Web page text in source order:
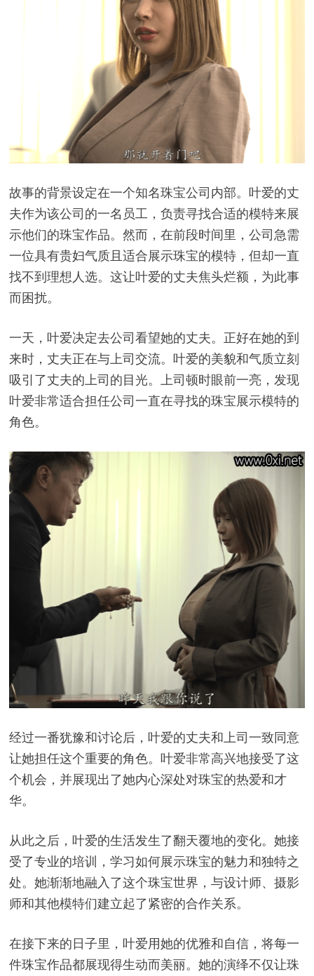
故事的背景设定在一个知名珠宝公司内部。叶爱的丈
夫作为该公司的一名员工，负责寻找合适的模特来展
示他们的珠宝作品。然而，在前段时间里，公司急需
一位具有贵妇气质且适合展示珠宝的模特，但却一直
找不到理想人选。这让叶爱的丈夫焦头烂额，为此事
而困扰。
一天，叶爱决定去公司看望她的丈夫。正好在她的到
来时，丈夫正在与上司交流。叶爱的美貌和气质立刻
吸引了丈夫的上司的目光。上司顿时眼前一亮，发现
叶爱非常适合担任公司一直在寻找的珠宝展示模特的
角色。
经过一番犹豫和讨论后，叶爱的丈夫和上司一致同意
让她担任这个重要的角色。叶爱非常高兴地接受了这
个机会，并展现出了她内心深处对珠宝的热爱和才
华。
从此之后，叶爱的生活发生了翻天覆地的变化。她接
受了专业的培训，学习如何展示珠宝的魅力和独特之
处。她渐渐地融入了这个珠宝世界，与设计师、摄影
师和其他模特们建立起了紧密的合作关系。
在接下来的日子里，叶爱用她的优雅和自信，将每一
件珠宝作品都展现得生动而美丽。她的演绎不仅让珠